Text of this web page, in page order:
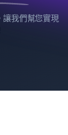
讓我們幫您實現